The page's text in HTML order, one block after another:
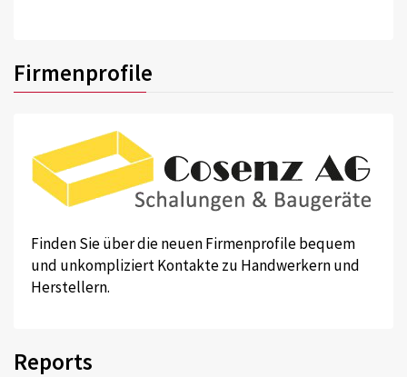
Firmenprofile
Finden Sie über die neuen Firmenprofile bequem
und unkompliziert Kontakte zu Handwerkern und
Herstellern.
Reports